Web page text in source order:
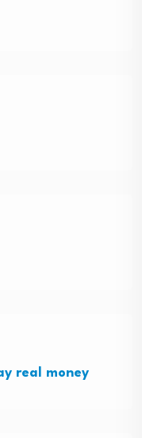
real money